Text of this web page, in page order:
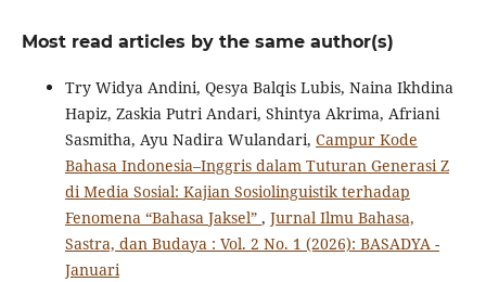
Most read articles by the same author(s)
Try Widya Andini, Qesya Balqis Lubis, Naina Ikhdina
Hapiz, Zaskia Putri Andari, Shintya Akrima, Afriani
Sasmitha, Ayu Nadira Wulandari, Campur Kode
Bahasa Indonesia–Inggris dalam Tuturan Generasi Z
di Media Sosial: Kajian Sosiolinguistik terhadap
Fenomena “Bahasa Jaksel” , Jurnal Ilmu Bahasa,
Sastra, dan Budaya : Vol. 2 No. 1 (2026): BASADYA -
Januari